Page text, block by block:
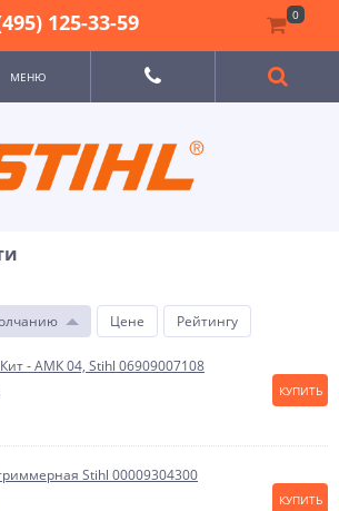
МЕНЮ
Цене Рейтингу
- АМК 04, Stihl 06909007108
КУПИТЬ
Stihl 00009304300
КУПИТЬ
125-33-59 0